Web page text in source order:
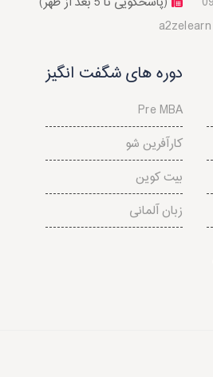
دوره های شگفت انگیز
Pre MBA
کارآفرین شو
بیت کوین
زبان آلمانی